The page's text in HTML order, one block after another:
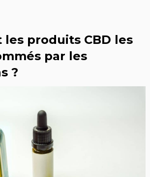
les produits CBD les
par les
?